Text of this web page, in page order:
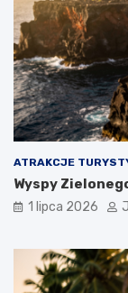
ATRAKCJE
Wyspy
1 lipca 2026